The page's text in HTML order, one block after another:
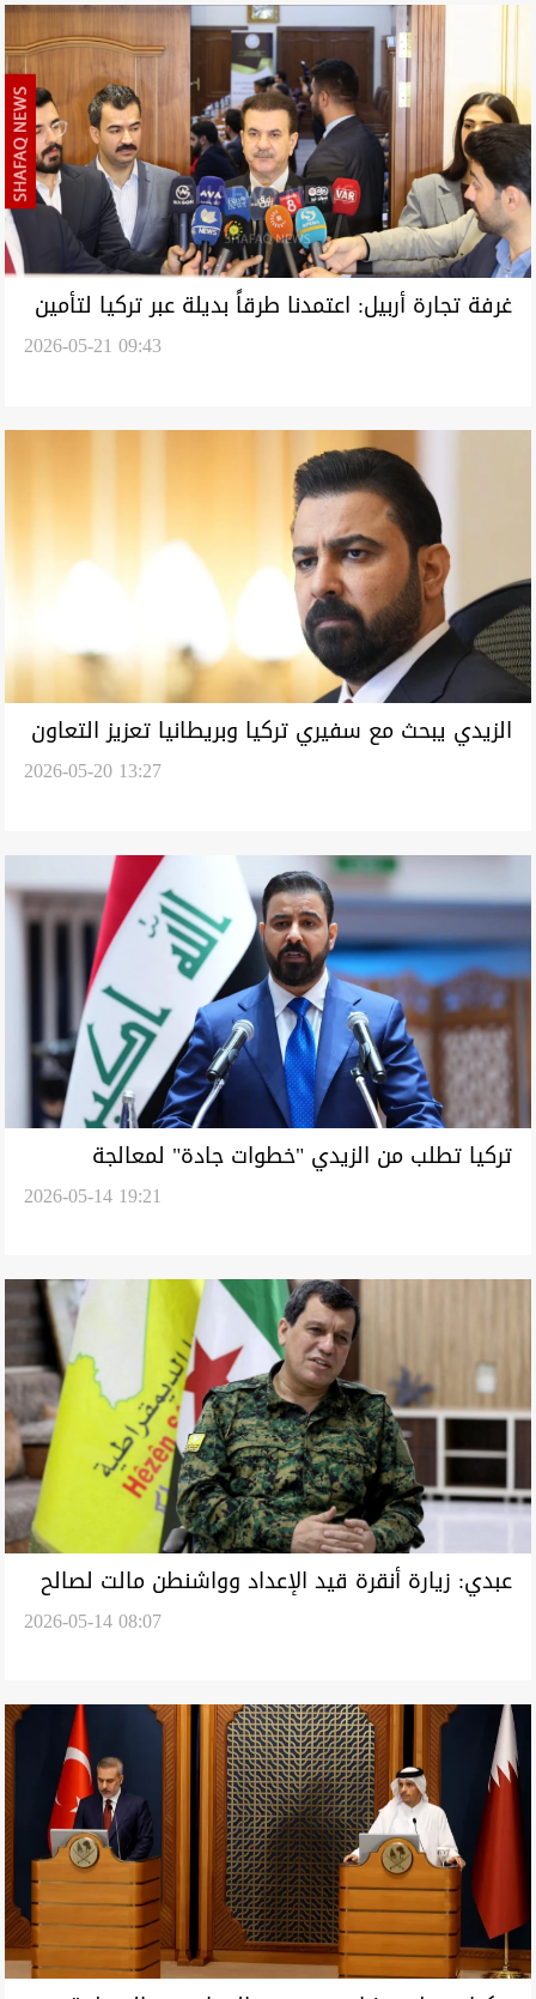
غرفة تجارة أربيل: اعتمدنا طرقاً بديلة عبر تركيا لتأمين
2026-05-21 09:43
الزيدي يبحث مع سفيري تركيا وبريطانيا تعزيز التعاون
2026-05-20 13:27
تركيا تطلب من الزيدي "خطوات جادة" لمعالجة
2026-05-14 19:21
عبدي: زيارة أنقرة قيد الإعداد وواشنطن مالت لصالح
2026-05-14 08:07